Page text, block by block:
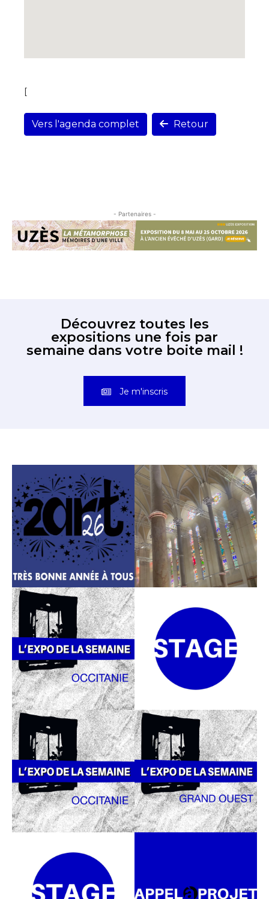
[
Vers l'agenda complet Retour
- Partenaires -
Découvrez toutes les
expositions une fois par
semaine dans votre boite mail !
Je m'inscris